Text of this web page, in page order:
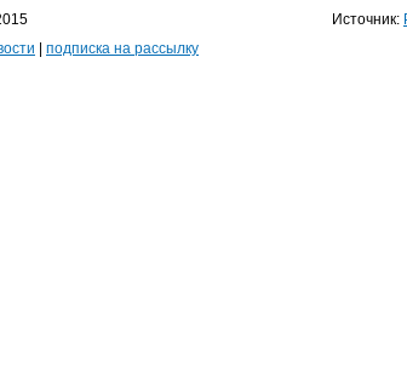
Источник:
подписка на рассылку